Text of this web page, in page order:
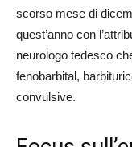
scorso mese di
quest’anno con
neurologo tedesco
fenobarbital,
convulsive.